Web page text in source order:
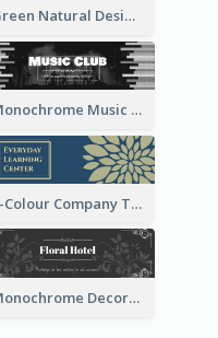
Green Natural Design Twitter Header
Monochrome Music Club Twitter Header With Decorations
2-Colour Company Twitter Header
Monochrome Decorated Hotel Twitter Header